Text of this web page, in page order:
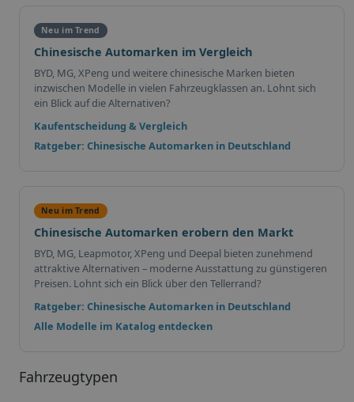
Neu im Trend
Chinesische Automarken im Vergleich
BYD, MG, XPeng und weitere chinesische Marken bieten
inzwischen Modelle in vielen Fahrzeugklassen an. Lohnt sich
ein Blick auf die Alternativen?
Kaufentscheidung & Vergleich
Ratgeber: Chinesische Automarken in Deutschland
Neu im Trend
Chinesische Automarken erobern den Markt
BYD, MG, Leapmotor, XPeng und Deepal bieten zunehmend
attraktive Alternativen – moderne Ausstattung zu günstigeren
Preisen. Lohnt sich ein Blick über den Tellerrand?
Ratgeber: Chinesische Automarken in Deutschland
Alle Modelle im Katalog entdecken
Fahrzeugtypen